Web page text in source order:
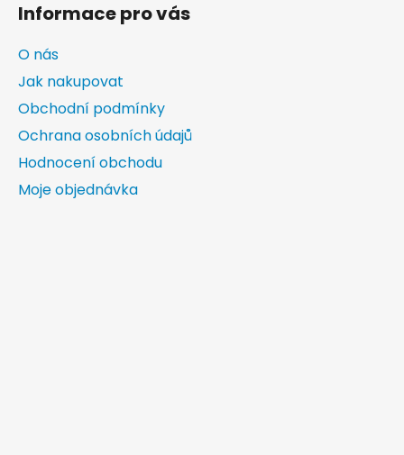
Informace pro vás
O nás
Jak nakupovat
Obchodní podmínky
Ochrana osobních údajů
Hodnocení obchodu
Moje objednávka